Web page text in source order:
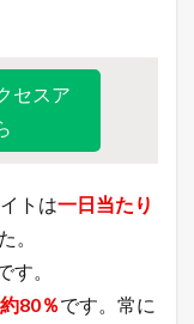
セスア
トは一日当たり
。
す。
80％です。常に